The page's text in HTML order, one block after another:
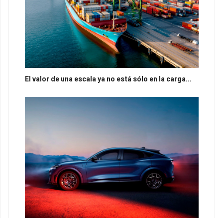
El valor de una escala ya no está sólo en la carga...